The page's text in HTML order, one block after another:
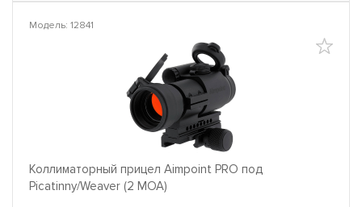
Модель: 12841
Коллиматорный прицел Aimpoint PRO под
Picatinny/Weaver (2 MOA)